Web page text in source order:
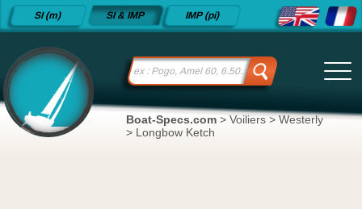
Fiches
techniques
depuis
2015
SI (m) SI & IMP IMP (pi)
Boat-Specs.com > Voiliers >Westerly
> Longbow Ketch